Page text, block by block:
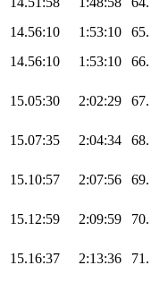
14.56:10 1:53:10 65.
14.56:10
1:53:10 66.
15.05:30 2:02:29 67.
15.07:35 2:04:34 68.
15.10:57 2:07:56 69.
15.12:59 2:09:59 70.
15.16:37 2:13:36 71.